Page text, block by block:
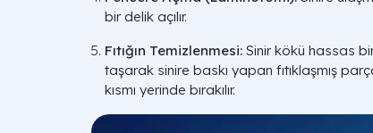
bir delik açılır.
Fıtığın Temizlenmesi: Sinir kökü hassas
taşarak sinire baskı yapan fıtıklaşmış
kısmı yerinde bırakılır.